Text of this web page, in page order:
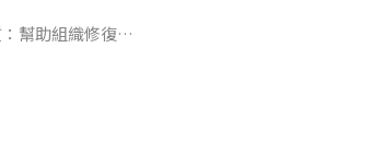
幫助組織修復
白金)：養顏美容拒絕化學添加！
還是日常保養，這一包就足夠！